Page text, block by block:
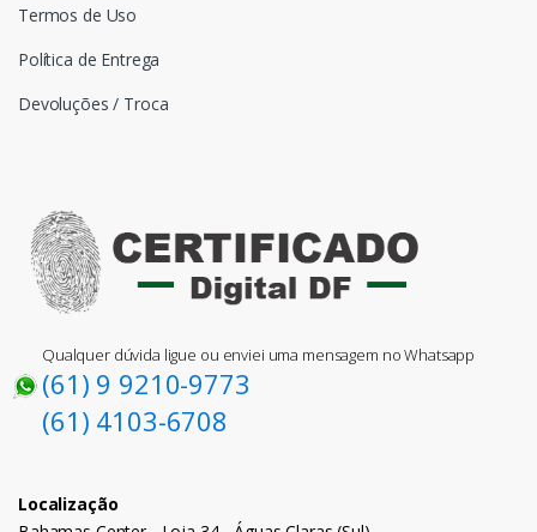
Termos de Uso
Política de Entrega
Devoluções / Troca
Qualquer dúvida ligue ou enviei uma mensagem no Whatsapp
(61) 9 9210-9773
(61) 4103-6708
Localização